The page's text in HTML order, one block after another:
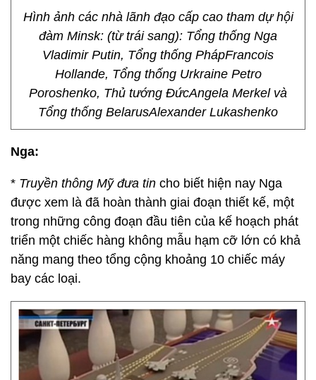
Hình ảnh các nhà lãnh đạo cấp cao tham dự hội
đàm Minsk: (từ trái sang): Tổng thống Nga
Vladimir Putin, Tổng thống PhápFrancois
Hollande, Tổng thống Urkraine Petro
Poroshenko, Thủ tướng ĐứcAngela Merkel và
Tổng thống BelarusAlexander Lukashenko
Nga:
* Truyền thông Mỹ đưa tin cho biết hiện nay Nga
được xem là đã hoàn thành giai đoạn thiết kế, một
trong những công đoạn đầu tiên của kế hoạch phát
triển một chiếc hàng không mẫu hạm cỡ lớn có khả
năng mang theo tổng cộng khoảng 10 chiếc máy
bay các loại.